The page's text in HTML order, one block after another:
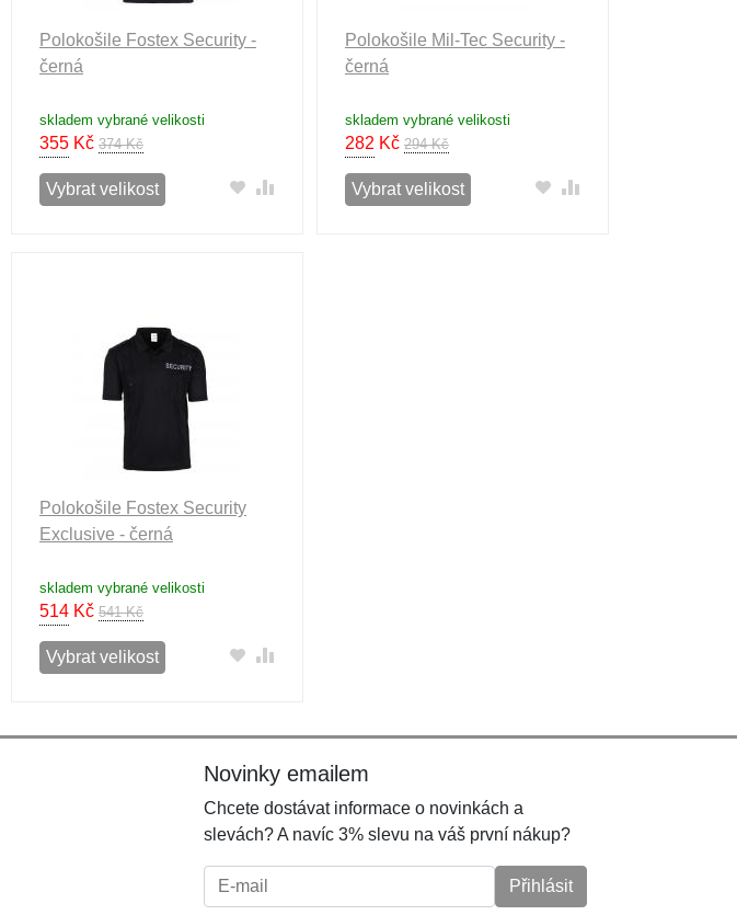
Polokošile Fostex Security -
černá
skladem vybrané velikosti
355Kč 374 Kč
Vybrat velikost
Polokošile Mil-Tec Security -
černá
skladem vybrané velikosti
282 Kč 294 Kč
Vybrat velikost
Polokošile Fostex Security
Exclusive - černá
skladem vybrané velikosti
514Kč 541 Kč
Vybrat velikost
Novinky emailem
Chcete dostávat informace o novinkách a
slevách? A navíc 3% slevu na váš první nákup?
E-mail: Přihlásit